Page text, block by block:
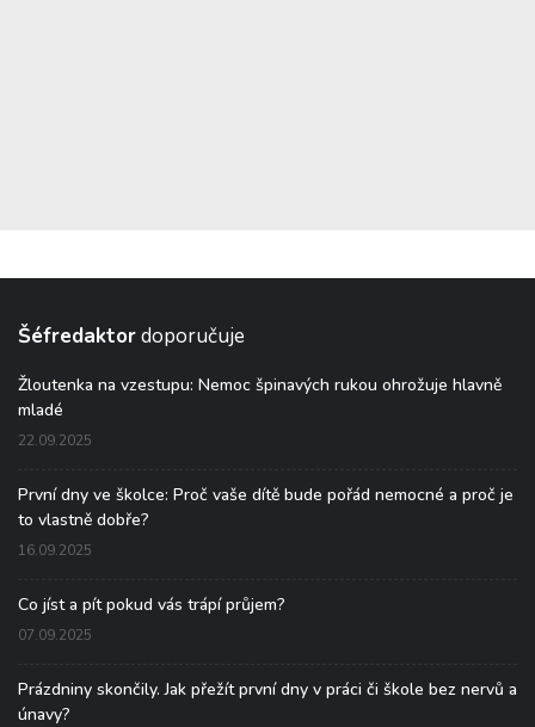
Šéfredaktordoporučuje
Žloutenka na vzestupu: Nemoc špinavých rukou ohrožuje hlavně
mladé
22.09.2025
První dny ve školce: Proč vaše dítě bude pořád nemocné a proč je
to vlastně dobře?
16.09.2025
Co jíst a pít pokud vás trápí průjem?
07.09.2025
Prázdniny skončily. Jak přežít první dny v práci či škole bez nervů a
únavy?